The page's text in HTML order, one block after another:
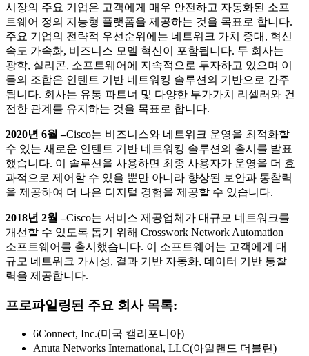
시장의 주요 기업은 고객에게 매우 안전하고 자동화된 소프
트웨어 정의 지능형 플랫폼을 제공하는 것을 목표로 합니다.
주요 기업의 전략적 우선순위에는 네트워크 가치 증대, 혁신
속도 가속화, 비즈니스 모델 혁신이 포함됩니다. 두 회사는
광학, 실리콘, 소프트웨어에 지속적으로 투자하고 있으며 이
들의 조합은 인텐트 기반 네트워킹 솔루션의 기반으로 간주
됩니다. 회사는 유통 파트너 및 다양한 부가가치 리셀러와 건
전한 관계를 유지하는 것을 목표로 합니다.
2020년 6월 –Cisco는 비즈니스와 네트워크 운영을 최적화할
수 있는 새로운 인텐트 기반 네트워킹 솔루션의 출시를 발표
했습니다. 이 솔루션을 사용하면 최종 사용자가 운영을 더 효
과적으로 제어할 수 있을 뿐만 아니라 향상된 보안과 통찰력
을 제공하여 더 나은 디지털 경험을 제공할 수 있습니다.
2018년 2월 –Cisco는 서비스 제공업체가 대규모 네트워크를
개선할 수 있도록 돕기 위해 Crosswork Network Automation
소프트웨어를 출시했습니다. 이 소프트웨어는 고객에게 대
규모 네트워크 가시성, 결과 기반 자동화, 데이터 기반 통찰
력을 제공합니다.
프로파일링된 주요 회사 목록:
6Connect, Inc.(미국 캘리포니아)
Anuta Networks International, LLC(아일랜드 더블린)